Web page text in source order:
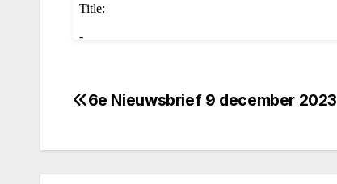
Bericht
6e Nieuwsbrief 9 december 2023